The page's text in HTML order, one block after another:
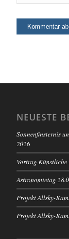
NEUESTE
Sonnenfinsternis
2026
Vortrag
Astronomietag
Projekt Allsky-
Projekt Allsky-